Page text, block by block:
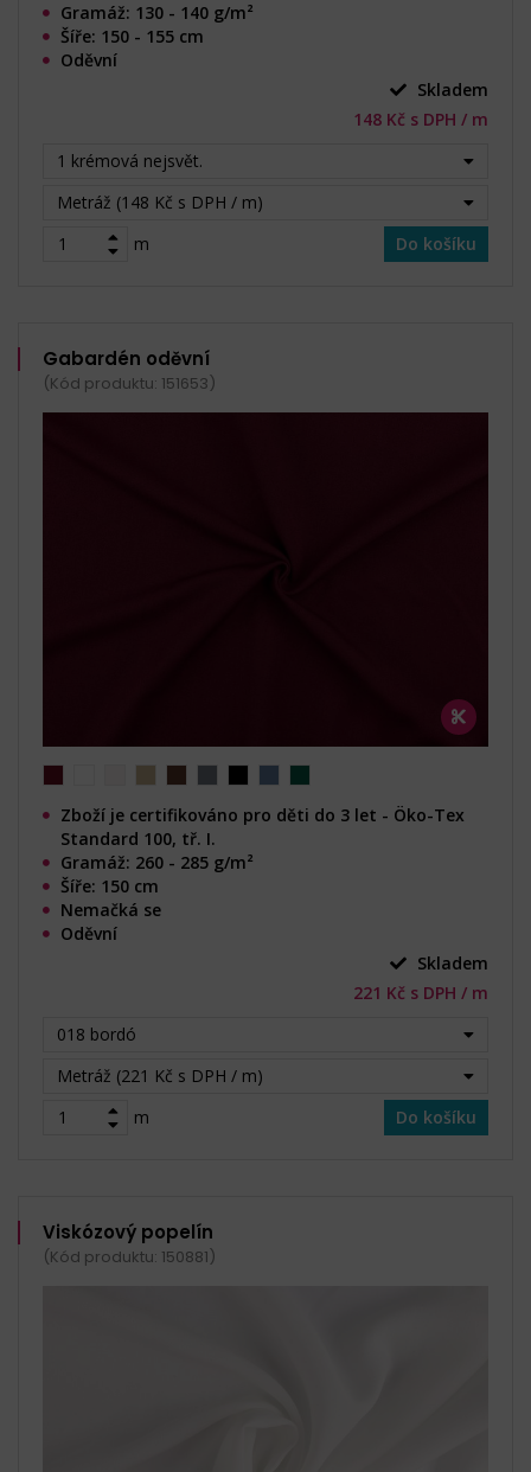
Gramáž: 130 - 140 g/m²
Šíře: 150 - 155 cm
Oděvní
Skladem
148 Kč s DPH / m
1 krémová nejsvět.
Metráž (148 Kč s DPH / m)
m
Do košíku
Gabardén oděvní
(Kód produktu: 151653)
Zboží je certifikováno pro děti do 3 let - Öko-Tex
Standard 100, tř. I.
Gramáž: 260 - 285 g/m²
Šíře: 150 cm
Nemačká se
Oděvní
Skladem
221 Kč s DPH / m
018 bordó
Metráž (221 Kč s DPH / m)
m
Do košíku
Viskózový popelín
(Kód produktu: 150881)